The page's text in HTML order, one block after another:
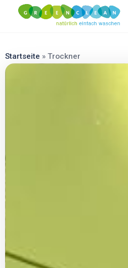
content
Startseite » Trockner